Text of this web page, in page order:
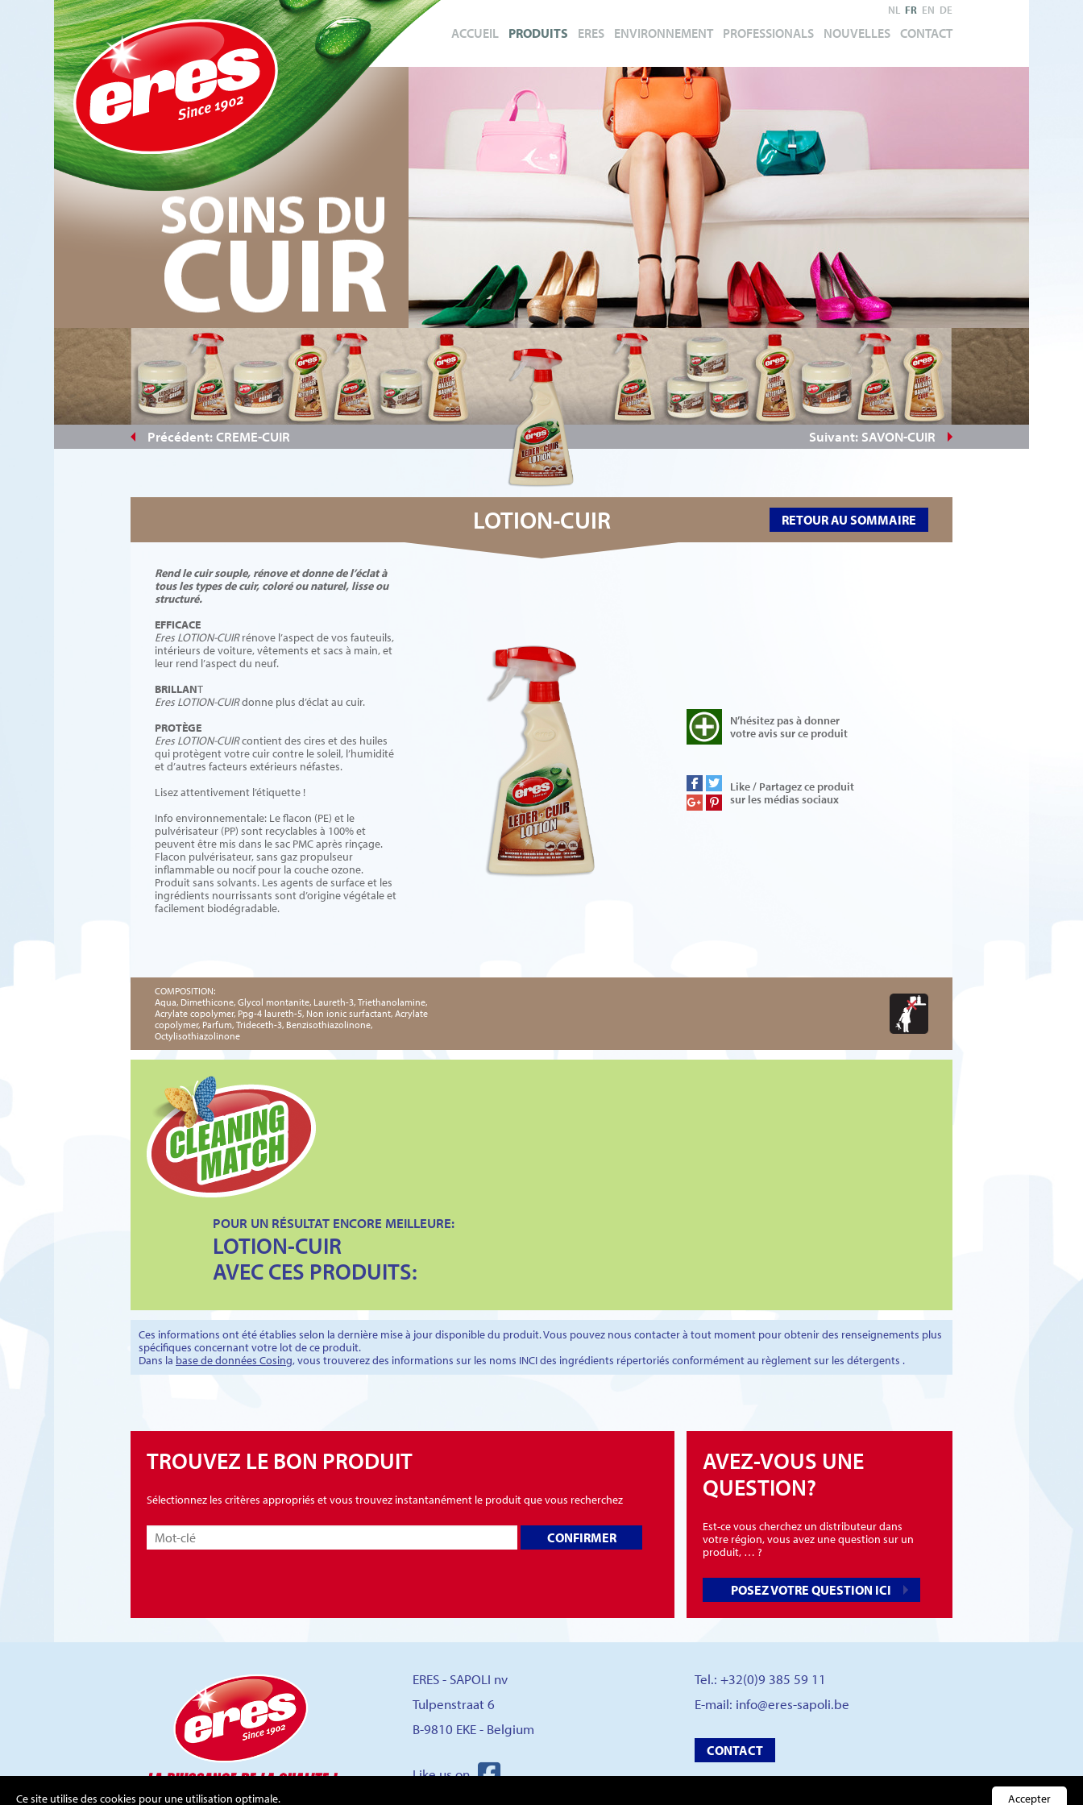
Ce site utilise des cookies pour une utilisation optimale. Accepter
ACCUEIL PRODUITS ERES ENVIRONNEMENT PROFESSIONALS NOUVELLES CONTACT
NL FR EN DE
Précédent: CREME-CUIR Suivant: SAVON-CUIR
LOTION-CUIR RETOUR AU SOMMAIRE
Rend le cuir souple, rénove et donne de l’éclat à
tous les types de cuir, coloré ou naturel, lisse ou
structuré.
EFFICACE
Eres LOTION-CUIRrénove l’aspect de vos fauteuils,
intérieurs de voiture, vêtements et sacs à main, et
leur rend l’aspect du neuf.
BRILLANT
Eres LOTION-CUIRdonne plus d’éclat au cuir.
PROTÈGE
Eres LOTION-CUIRcontient des cires et des huiles
qui protègent votre cuir contre le soleil, l’humidité
et d’autres facteurs extérieurs néfastes.
Lisez attentivement l’étiquette !
Info environnementale: Le flacon (PE) et le
pulvérisateur (PP) sont recyclables à 100% et
peuvent être mis dans le sac PMC après rinçage.
Flacon pulvérisateur, sans gaz propulseur
inflammable ou nocif pour la couche ozone.
Produit sans solvants. Les agents de surface et les
ingrédients nourrissants sont d’origine végétale et
facilement biodégradable.
N’hésitez pas à donner
votre avis sur ce produit
Like / Partagez ce produit
sur les médias sociaux
COMPOSITION:
Aqua, Dimethicone, Glycol montanite, Laureth-3, Triethanolamine,
Acrylate copolymer, Ppg-4 laureth-5, Non ionic surfactant, Acrylate
copolymer, Parfum, Trideceth-3, Benzisothiazolinone,
Octylisothiazolinone
POUR UN RÉSULTAT ENCORE MEILLEURE:
LOTION-CUIR
AVEC CES PRODUITS:
Ces informations ont été établies selon la dernière mise à jour disponible du produit. Vous pouvez nous contacter à tout moment pour obtenir des renseignements plus
spécifiques concernant votre lot de ce produit.
Dans la base de données Cosing, vous trouverez des informations sur les noms INCI des ingrédients répertoriés conformément au règlement sur les détergents .
TROUVEZ LE BON PRODUIT
Sélectionnez les critères appropriés et vous trouvez instantanément le produit que vous recherchez
CONFIRMER
AVEZ-VOUS UNE
QUESTION?
Est-ce vous cherchez un distributeur dans
votre région, vous avez une question sur un
produit, … ?
POSEZ VOTRE QUESTION ICI
ERES - SAPOLI nv
Tulpenstraat 6
B-9810 EKE - Belgium
Tel.: +32(0)9 385 59 11
E-mail: info@eres-sapoli.be
CONTACT